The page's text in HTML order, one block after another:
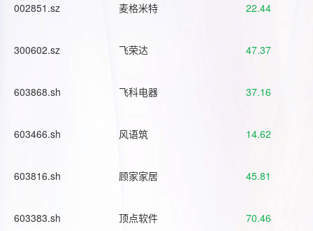
002851.sz 麦格米特 22.44
300602.sz 飞荣达 47.37
603868.sh 飞科电器 37.16
603466.sh 风语筑 14.62
603816.sh 顾家家居 45.81
603383.sh 顶点软件 70.46